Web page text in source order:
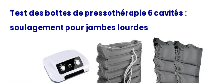
Test des bottes de pressothérapie 6 cavités :
soulagement pour jambes lourdes